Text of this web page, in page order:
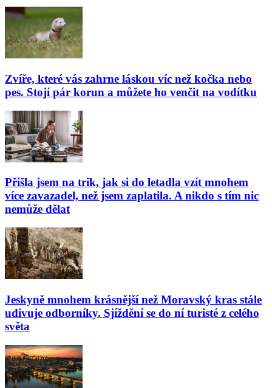
Zvíře, které vás zahrne láskou víc než kočka nebo
pes. Stojí pár korun a můžete ho venčit na vodítku
Přišla jsem na trik, jak si do letadla vzít mnohem
více zavazadel, než jsem zaplatila. A nikdo s tím nic
nemůže dělat
Jeskyně mnohem krásnější než Moravský kras stále
udivuje odborníky. Sjíždění se do ní turisté z celého
světa